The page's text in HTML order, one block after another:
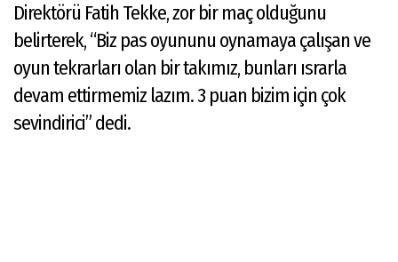
Günün
Haberleri
Biyografiler
Canlı Uçak
Seyir
Takip
Künye
Direktörü Fatih Tekke, zor bir maç olduğunu
belirterek, “Biz pas oyununu oynamaya çalışan ve
oyun tekrarları olan bir takımız, bunları ısrarla
devam ettirmemiz lazım. 3 puan bizim için çok
sevindirici” dedi.